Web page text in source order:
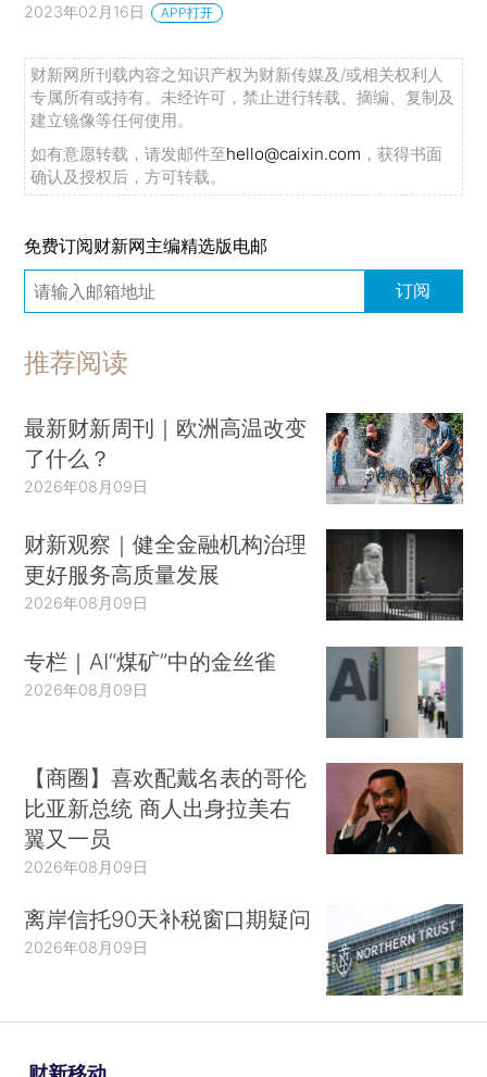
2023年02月16日 APP打开
财新网所刊载内容之知识产权为财新传媒及/或相关权利人
专属所有或持有。未经许可，禁止进行转载、摘编、复制及
建立镜像等任何使用。
如有意愿转载，请发邮件至hello@caixin.com ，获得书面
确认及授权后，方可转载。
免费订阅财新网主编精选版电邮
订阅
推荐阅读
最新财新周刊｜欧洲高温改变
了什么？
2026年08月09日
财新观察｜健全金融机构治理
更好服务高质量发展
2026年08月09日
专栏｜AI“煤矿”中的金丝雀
2026年08月09日
【商圈】喜欢配戴名表的哥伦
比亚新总统 商人出身拉美右
翼又一员
2026年08月09日
离岸信托90天补税窗口期疑问
2026年08月09日